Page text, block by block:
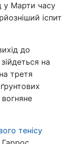
у Марти часу
іспит
до
на
третя
тенісу